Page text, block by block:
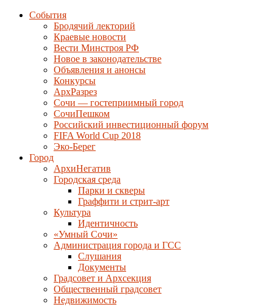
События
Бродячий лекторий
Краевые новости
Вести Минстроя РФ
Новое в законодательстве
Объявления и анонсы
Конкурсы
АрхРазрез
Сочи — гостеприимный город
СочиПешком
Российский инвестиционный форум
FIFA World Cup 2018
Эко-Берег
Город
АрхиНегатив
Городская среда
Парки и скверы
Граффити и стрит-арт
Культура
Идентичность
«Умный Сочи»
Администрация города и ГСС
Слушания
Документы
Градсовет и Архсекция
Общественный градсовет
Недвижимость